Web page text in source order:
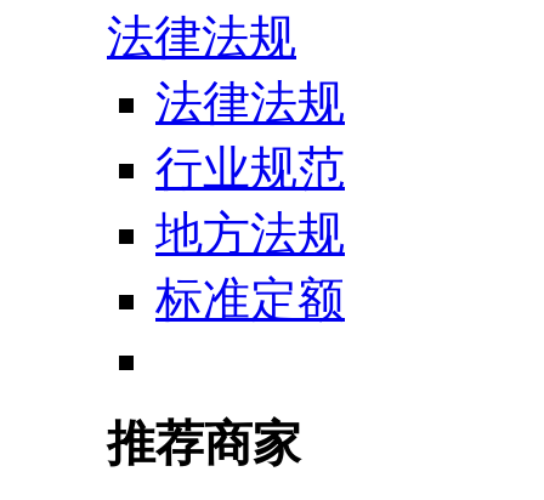
法律法规
法律法规
行业规范
地方法规
标准定额
推荐商家